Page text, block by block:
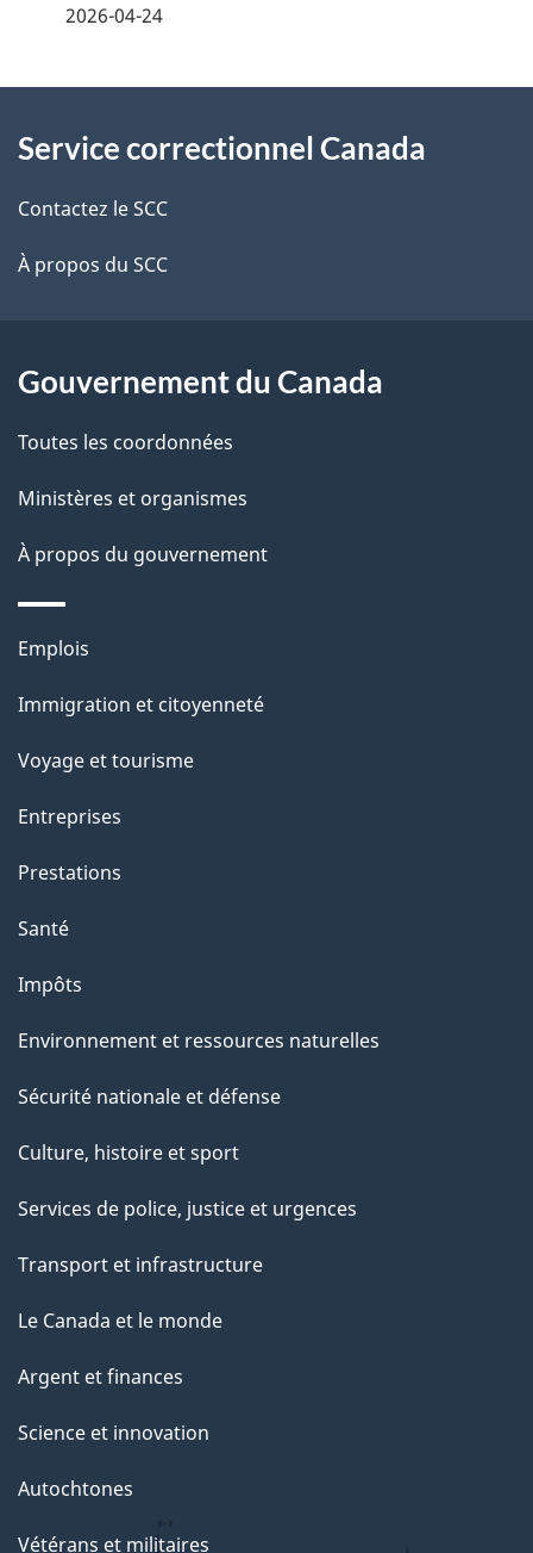
i
l
s
e
a
2026-04-24
propos
de
ce
Service correctionnel Canada
Contactez le SCC
À propos du SCC
Gouvernement du Canada
Toutes les coordonnées
Ministères et organismes
À propos du gouvernement
Thèmes
sujets
Emplois
Immigration et citoyenneté
Voyage et tourisme
Entreprises
Prestations
Santé
Impôts
Environnement et ressources naturelles
Sécurité nationale et défense
Culture, histoire et sport
Services de police, justice et urgences
Transport et infrastructure
Le Canada et le monde
Argent et finances
Science et innovation
Autochtones
Vétérans et militaires